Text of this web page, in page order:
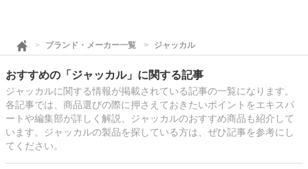
ブランド・メーカー一覧 ジャッカル
おすすめの「ジャッカル」に関する記事
ジャッカルに関する情報が掲載されている記事の一覧になります。
各記事では、商品選びの際に押さえておきたいポイントをエキスパ
ートや編集部が詳しく解説、ジャッカルのおすすめ商品も紹介して
います。ジャッカルの製品を探している方は、ぜひ記事を参考にし
てください。